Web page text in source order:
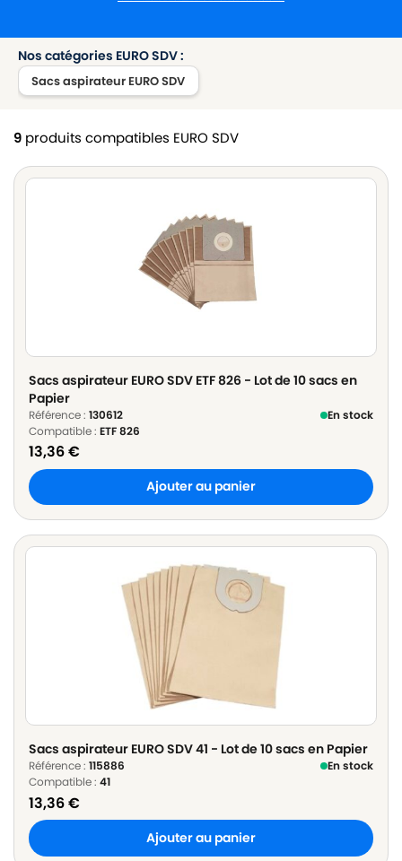
Nos catégories EURO SDV :
Sacs aspirateur EURO SDV
9 produits compatibles EURO SDV
Sacs aspirateur EURO SDV ETF 826 - Lot de 10 sacs en
Papier
Référence : 130612
En stock
Compatible : ETF 826
13,36€
Ajouter au panier
Sacs aspirateur EURO SDV 41 - Lot de 10 sacs en Papier
Référence : 115886
En stock
Compatible : 41
13,36€
Ajouter au panier